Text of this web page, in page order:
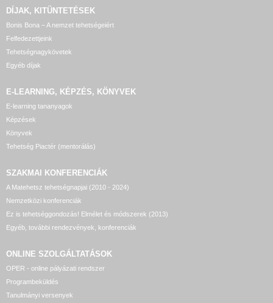
DÍJAK, KITÜNTETÉSEK
Bonis Bona – A nemzet tehetségeiért
Felfedezettjeink
Tehetségnagykövetek
Egyéb díjak
E-LEARNING, KÉPZÉS, KÖNYVEK
E-learning tananyagok
Képzések
Könyvek
Tehetség Piactér (mentorálás)
SZAKMAI KONFERENCIÁK
A Matehetsz tehetségnapjai (2010 - 2024)
Nemzetközi konferenciák
Ez is tehetséggondozás! Elmélet és módszerek (2013)
Egyéb, további rendezvények, konferenciák
ONLINE SZOLGÁLTATÁSOK
OPER - online pályázati rendszer
Programbeküldés
Tanulmányi versenyek